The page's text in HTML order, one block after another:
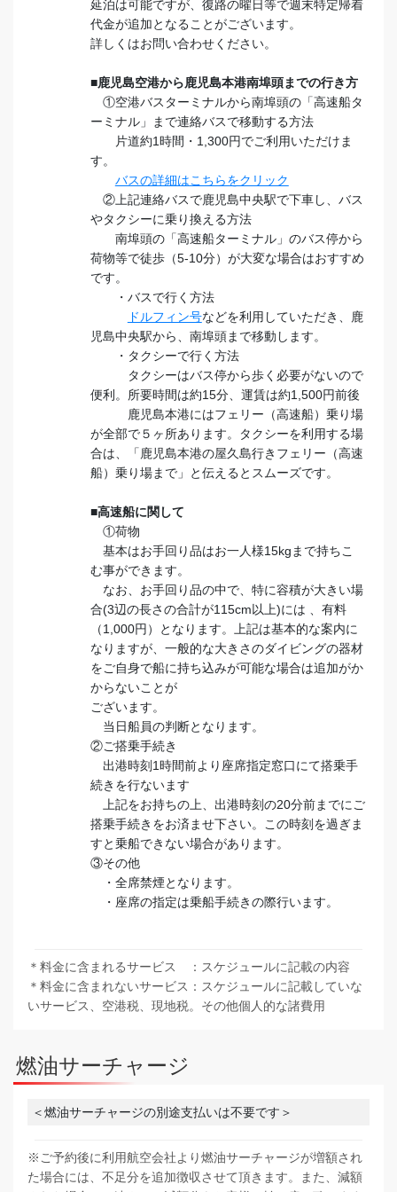
延泊は可能ですが、復路の曜日等で週末特定帰着
代金が追加となることがございます。
詳しくはお問い合わせください。
■鹿児島空港から鹿児島本港南埠頭までの行き方
①空港バスターミナルから南埠頭の「高速船タ
ーミナル」まで連絡バスで移動する方法
片道約1時間・1,300円でご利用いただけま
す。
バスの詳細はこちらをクリック
②上記連絡バスで鹿児島中央駅で下車し、バス
やタクシーに乗り換える方法
南埠頭の「高速船ターミナル」のバス停から
荷物等で徒歩（5-10分）が大変な場合はおすすめ
です。
・バスで行く方法
ドルフィン号などを利用していただき、鹿
児島中央駅から、南埠頭まで移動します。
・タクシーで行く方法
タクシーはバス停から歩く必要がないので
便利。所要時間は約15分、運賃は約1,500円前後
鹿児島本港にはフェリー（高速船）乗り場
が全部で５ヶ所あります。タクシーを利用する場
合は、「鹿児島本港の屋久島行きフェリー（高速
船）乗り場まで」と伝えるとスムーズです。
■高速船に関して
①荷物
基本はお手回り品はお一人様15kgまで持ちこ
む事ができます。
なお、お手回り品の中で、特に容積が大きい場
合(3辺の長さの合計が115cm以上)には 、有料
（1,000円）となります。上記は基本的な案内に
なりますが、一般的な大きさのダイビングの器材
をご自身で船に持ち込みが可能な場合は追加がか
からないことが
ございます。
当日船員の判断となります。
②ご搭乗手続き
出港時刻1時間前より座席指定窓口にて搭乗手
続きを行ないます
上記をお持ちの上、出港時刻の20分前までにご
搭乗手続きをお済ませ下さい。この時刻を過ぎま
すと乗船できない場合があります。
③その他
・全席禁煙となります。
・座席の指定は乗船手続きの際行います。
＊料金に含まれるサービス ：スケジュールに記載の内容
＊料金に含まれないサービス：スケジュールに記載していな
いサービス、空港税、現地税。その他個人的な諸費用
燃油サーチャージ
＜燃油サーチャージの別途支払いは不要です＞
※ご予約後に利用航空会社より燃油サーチャージが増額され
た場合には、不足分を追加徴収させて頂きます。また、減額